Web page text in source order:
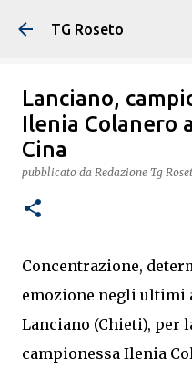
Passa ai
TG Roseto
Lanciano,
Ilenia Colanero
Cina
pubblicato da Redazione Tg
Concentrazione,
emozione negli ultimi
Lanciano (Chieti), per
campionessa Ilenia